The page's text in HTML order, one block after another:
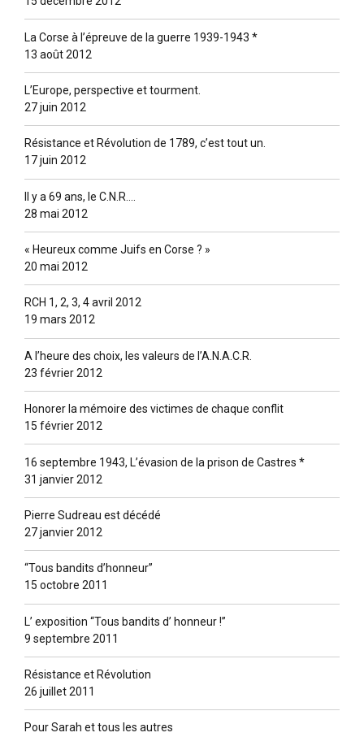
La Corse à l’épreuve de la guerre 1939-1943 *
13 août 2012
L’Europe, perspective et tourment.
27 juin 2012
Résistance et Révolution de 1789, c’est tout un.
17 juin 2012
Il y a 69 ans, le C.N.R….
28 mai 2012
« Heureux comme Juifs en Corse ? »
20 mai 2012
RCH 1, 2, 3, 4 avril 2012
19 mars 2012
A l’heure des choix, les valeurs de l’A.N.A.C.R.
23 février 2012
Honorer la mémoire des victimes de chaque conflit
15 février 2012
16 septembre 1943, L’évasion de la prison de Castres *
31 janvier 2012
Pierre Sudreau est décédé
27 janvier 2012
“Tous bandits d’honneur”
15 octobre 2011
L’ exposition “Tous bandits d’ honneur !”
9 septembre 2011
Résistance et Révolution
26 juillet 2011
Pour Sarah et tous les autres